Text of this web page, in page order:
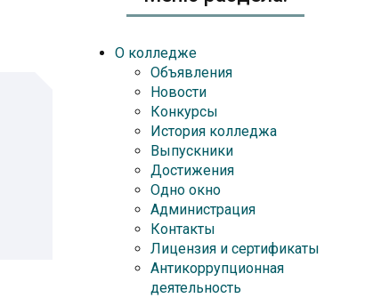
О колледже
Объявления
Новости
Конкурсы
История колледжа
Выпускники
Достижения
Одно окно
Администрация
Контакты
Лицензия и сертификаты
Антикоррупционная
деятельность